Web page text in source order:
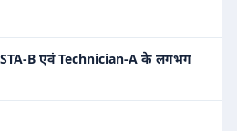
STA-B एवं Technician-A के लगभग